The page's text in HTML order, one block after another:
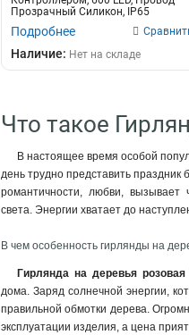
Прозрачный Силикон, IP65
Подробнее
Наличие: Нет на складе
Что такое
В настоящее время особой
день трудно представить праздник
романтичности, любви, вызывает
света. Энергии хватает до
В чем особенность гирлянды на
Гирлянда на деревья
дома. Заряд солнечной энергии,
правильной обмотки дерева.
эксплуатации изделия, а цена